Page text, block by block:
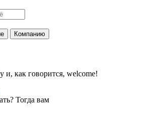
Компанию
и, как говорится, welcome!
Тогда вам